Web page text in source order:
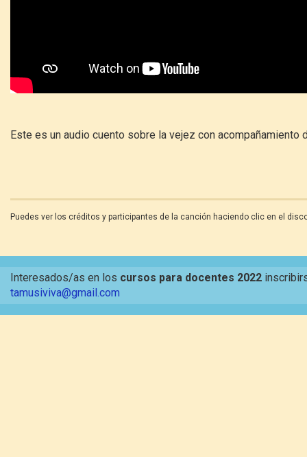
Este es un audio cuento sobre la vejez con acompañamiento
Puedes ver los créditos y participantes de la canción haciendo clic en el
Interesados/as en los cursos para docentes 2022
tamusiviva@gmail.com